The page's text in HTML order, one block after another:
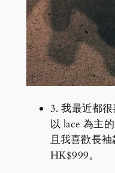
3. 我最近都
以 lace 為主
且我喜歡長袖
HK$999。